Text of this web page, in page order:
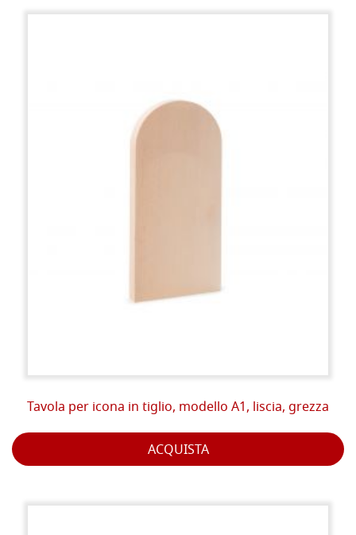
Tavola per icona in tiglio, modello A1, liscia, grezza
ACQUISTA